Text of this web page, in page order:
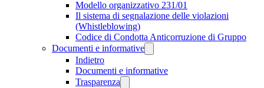
Modello organizzativo 231/01
Il sistema di segnalazione delle violazioni
(Whistleblowing)
Codice di Condotta Anticorruzione di Gruppo
Documenti e informative
Indietro
Documenti e informative
Trasparenza